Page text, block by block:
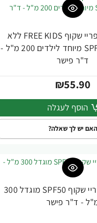
אולטרסול ספריי שקוף FREE KIDS ללא
אוקסיבנזון SPF50 מיוחד לילדים 200 מ"ל -
ד"ר פישר
₪55.90
הוסף לעגלה
האם יש לך שאלה?
אולטרסול ספריי שקוף SPF50 מוגדל 300
- ד"ר פישר